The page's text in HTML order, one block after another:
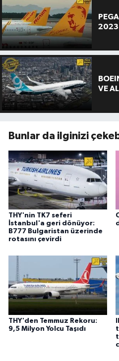
VE
Bunlar da ilginizi
THY'nin TK7 seferi
İstanbul'a geri dönüyor:
B777 Bulgaristan üzerinde
rotasını çevirdi
THY'den Temmuz Rekoru:
9,5 Milyon Yolcu Taşıdı